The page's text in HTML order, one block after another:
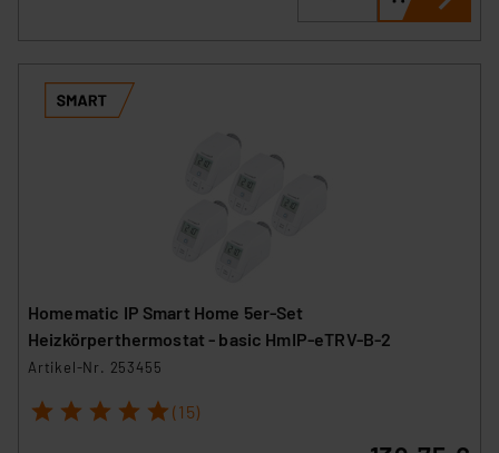
Homematic IP Smart Home 5er-Set
Heizkörperthermostat - basic HmIP-eTRV-B-2
Artikel-Nr. 253455
1 2 3 4 5 (15)